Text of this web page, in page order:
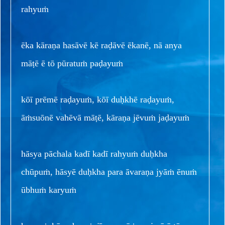
rahyuṁ
ēka kāraṇa hasāvē kē raḍāvē ēkanē, nā anya
māṭē ē tō pūratuṁ paḍayuṁ
kōī prēmē raḍayuṁ, kōī duḥkhē raḍayuṁ,
āṁsuōnē vahēvā māṭē, kāraṇa jēvuṁ jaḍayuṁ
hāsya pāchala kadī kadī rahyuṁ duḥkha
chūpuṁ, hāsyē duḥkha para āvaraṇa jyāṁ ēnuṁ
ūbhuṁ karyuṁ